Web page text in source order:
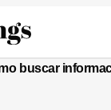
buscar